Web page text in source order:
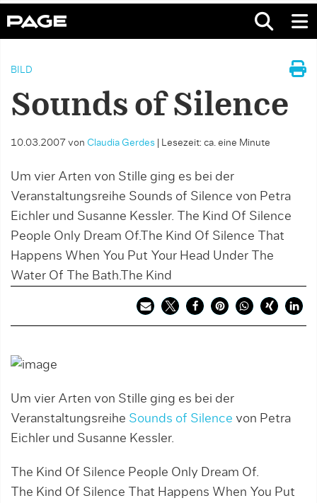
BILD
Sounds of Silence
10.03.2007 von Claudia Gerdes Lesezeit: ca. eine Minute
Um vier Arten von Stille ging es bei der
Veranstaltungsreihe Sounds of Silence von Petra
Eichler und Susanne Kessler. The Kind Of Silence
People Only Dream Of.The Kind Of Silence That
Happens When You Put Your Head Under The
Water Of The Bath.The Kind
Um vier Arten von Stille ging es bei der
Veranstaltungsreihe Sounds of Silence von Petra
Eichler und Susanne Kessler.
The Kind Of Silence People Only Dream Of.
The Kind Of Silence That Happens When You Put